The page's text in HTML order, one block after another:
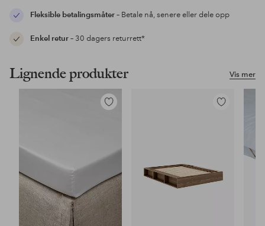
Fleksible betalingsmåter– Betale nå, senere eller dele opp
Enkel retur– 30 dagers returrett*
Vis mer
Lignende produkter
Legg
Legg